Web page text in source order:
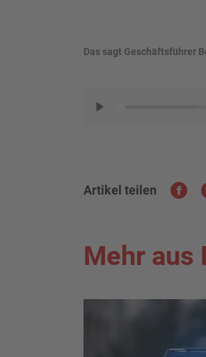
Das sagt Geschäftsführer
Artikel teilen
Mehr aus